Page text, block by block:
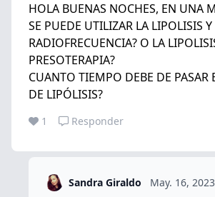
HOLA BUENAS NOCHES, EN UNA
SE PUEDE UTILIZAR LA LIPOLISIS
RADIOFRECUENCIA? O LA
PRESOTERAPIA?
CUANTO TIEMPO DEBE DE PASAR
DE LIPÓLISIS?
1 Responder
Sandra Giraldo May. 16, 2023